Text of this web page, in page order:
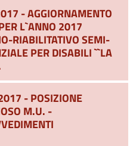
- AGGIORNAMENTO
L`ANNO 2017
RIABILITATIVO SEMI-
PER DISABILI ``LA
- POSIZIONE
M.U. -